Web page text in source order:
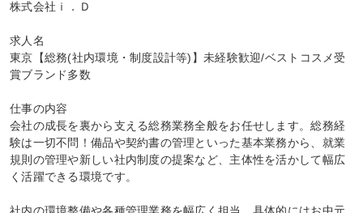
株式会社ｉ．Ｄ
求人名
東京【総務(社内環境・制度設計等)】未経験歓迎/ベストコスメ受
賞ブランド多数
仕事の内容
会社の成長を裏から支える総務業務全般をお任せします。総務経
験は一切不問！備品や契約書の管理といった基本業務から、就業
規則の管理や新しい社内制度の提案など、主体性を活かして幅広
く活躍できる環境です。